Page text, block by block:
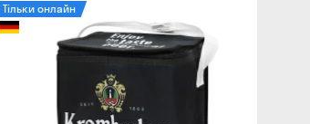
Тільки онлайн